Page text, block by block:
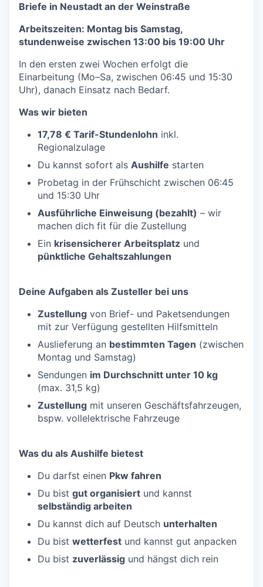
Briefe in Neustadt an der Weinstraße
Arbeitszeiten: Montag bis Samstag,
stundenweise zwischen 13:00 bis 19:00 Uhr
In den ersten zwei Wochen erfolgt die
Einarbeitung (Mo–Sa, zwischen 06:45 und 15:30
Uhr), danach Einsatz nach Bedarf.
Was wir bieten
17,78 € Tarif-Stundenlohn inkl.
Regionalzulage
Du kannst sofort als Aushilfe starten
Probetag in der Frühschicht zwischen 06:45
und 15:30 Uhr
Ausführliche Einweisung (bezahlt) – wir
machen dich fit für die Zustellung
Ein krisensicherer Arbeitsplatz und
pünktliche Gehaltszahlungen
Deine Aufgaben als Zusteller bei uns
Zustellung von Brief- und Paketsendungen
mit zur Verfügung gestellten Hilfsmitteln
Auslieferung an bestimmten Tagen (zwischen
Montag und Samstag)
Sendungen im Durchschnitt unter 10 kg
(max. 31,5 kg)
Zustellung mit unseren Geschäftsfahrzeugen,
bspw. vollelektrische Fahrzeuge
Was du als Aushilfe bietest
Du darfst einen Pkw fahren
Du bist gut organisiert und kannst
selbständig arbeiten
Du kannst dich auf Deutsch unterhalten
Du bist wetterfest und kannst gut anpacken
Du bist zuverlässig und hängst dich rein